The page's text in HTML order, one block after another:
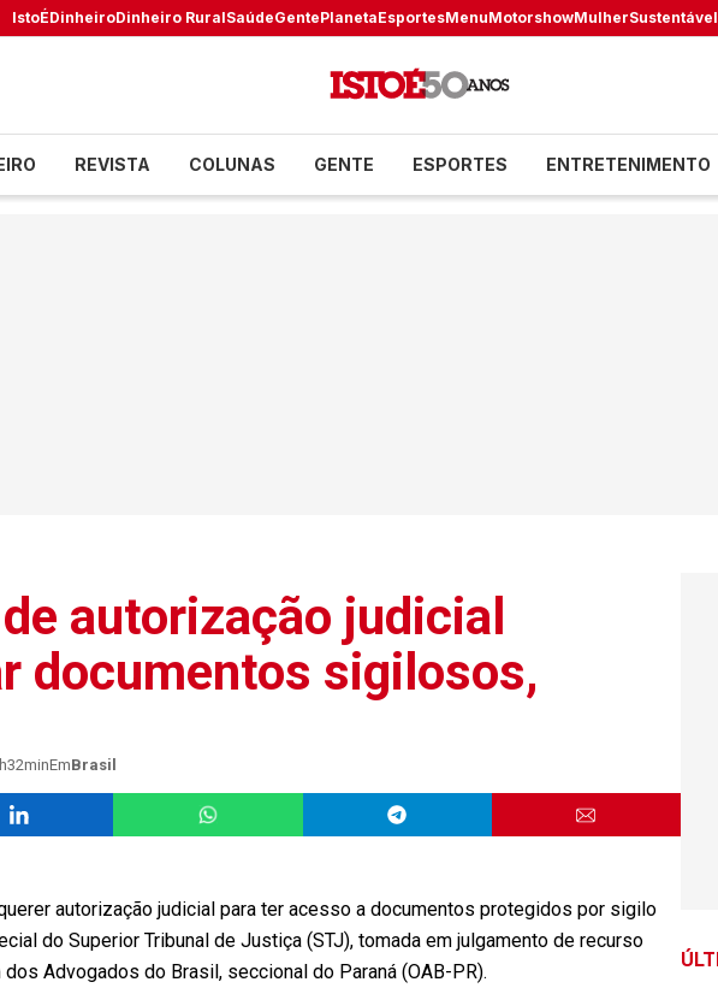
IstoÉDinheiroDinheiro RuralSaúdeGentePlanetaEsportesMenuMotorshowMulherSustentável
REVISTA COLUNAS GENTE ESPORTES ENTRETENIMENTO
autorização judicial
documentos sigilosos,
EmBrasil
autorização judicial para ter acesso a documentos protegidos por sigilo
do Superior Tribunal de Justiça (STJ), tomada em julgamento de recurso
Advogados do Brasil, seccional do Paraná (OAB-PR).